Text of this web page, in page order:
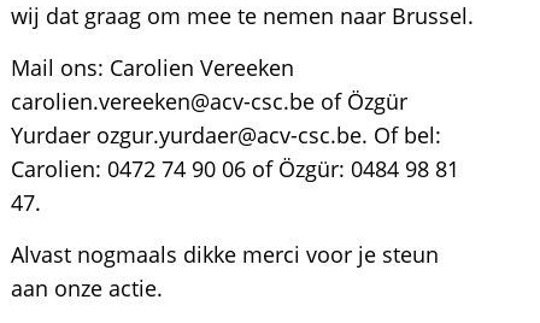
wij dat graag om mee te nemen naar Brussel.
Mail ons: Carolien Vereeken
carolien.vereeken@acv-csc.be of Özgür
Yurdaer ozgur.yurdaer@acv-csc.be. Of bel:
Carolien: 0472 74 90 06 of Özgür: 0484 98 81
47.
Alvast nogmaals dikke merci voor je steun
aan onze actie.